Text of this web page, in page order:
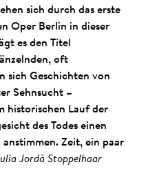
sich durch das erste
Oper Berlin in dieser
es den Titel
oft
sich Geschichten von
Sehnsucht –
historischen Lauf der
des Todes einen
anstimmen. Zeit, ein paar
Jordà Stoppelhaar